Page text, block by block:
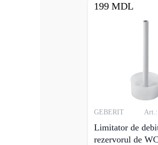
199 MDL
GEBERIT Art.:
Limitator de
rezervorul de